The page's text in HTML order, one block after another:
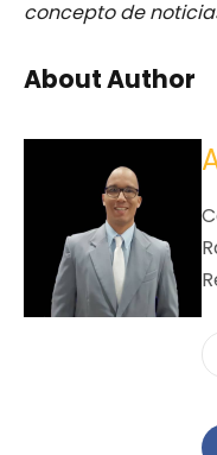
concepto de
About Author